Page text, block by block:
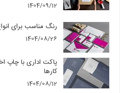
1404/09/12
رنگ مناسب برای
1404/08/26
پاکت اداری با
کارها
1404/08/12